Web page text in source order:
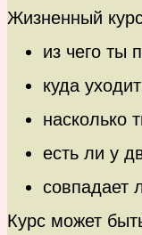
Жизненный
из чего ты
куда
насколько
есть ли у
совпадает
Курс может